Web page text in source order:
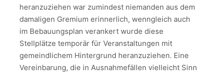
heranzuziehen war zumindest niemanden aus dem
damaligen Gremium erinnerlich, wenngleich auch
im Bebauungsplan verankert wurde diese
Stellplätze temporär für Veranstaltungen mit
gemeindlichem Hintergrund heranzuziehen. Eine
Vereinbarung, die in Ausnahmefällen vielleicht Sinn